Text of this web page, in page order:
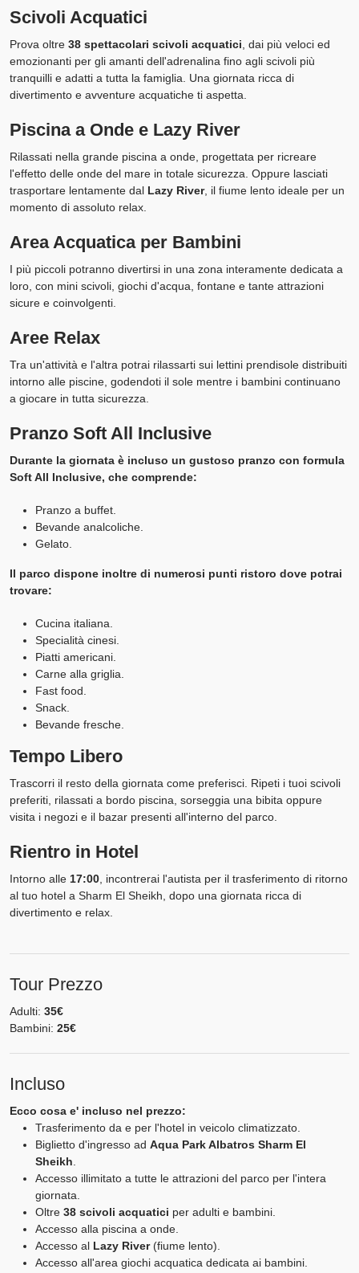
Scivoli Acquatici
Prova oltre 38 spettacolari scivoli acquatici , dai più veloci ed
emozionanti per gli amanti dell'adrenalina fino agli scivoli più
tranquilli e adatti a tutta la famiglia. Una giornata ricca di
divertimento e avventure acquatiche ti aspetta.
Piscina a Onde e Lazy River
Rilassati nella grande piscina a onde, progettata per ricreare
l'effetto delle onde del mare in totale sicurezza. Oppure lasciati
trasportare lentamente dal Lazy River, il fiume lento ideale per un
momento di assoluto relax.
Area Acquatica per Bambini
I più piccoli potranno divertirsi in una zona interamente dedicata a
loro, con mini scivoli, giochi d'acqua, fontane e tante attrazioni
sicure e coinvolgenti.
Aree Relax
Tra un'attività e l'altra potrai rilassarti sui lettini prendisole distribuiti
intorno alle piscine, godendoti il sole mentre i bambini continuano
a giocare in tutta sicurezza.
Pranzo Soft All Inclusive
Durante la giornata è incluso un gustoso pranzo con formula
Soft All Inclusive, che comprende:
Pranzo a buffet.
Bevande analcoliche.
Gelato.
Il parco dispone inoltre di numerosi punti ristoro dove potrai
trovare:
Cucina italiana.
Specialità cinesi.
Piatti americani.
Carne alla griglia.
Fast food.
Snack.
Bevande fresche.
Tempo Libero
Trascorri il resto della giornata come preferisci. Ripeti i tuoi scivoli
preferiti, rilassati a bordo piscina, sorseggia una bibita oppure
visita i negozi e il bazar presenti all'interno del parco.
Rientro in Hotel
Intorno alle 17:00 , incontrerai l'autista per il trasferimento di ritorno
al tuo hotel a Sharm El Sheikh, dopo una giornata ricca di
divertimento e relax.
Tour Prezzo
Adulti: 35€
Bambini: 25€
Incluso
Ecco cosa e' incluso nel prezzo:
Trasferimento da e per l'hotel in veicolo climatizzato.
Biglietto d'ingresso ad Aqua Park Albatros Sharm El
Sheikh
Accesso illimitato a tutte le attrazioni del parco per l'intera
giornata.
Oltre 38 scivoli acquatici per adulti e bambini.
Accesso alla piscina a onde.
Accesso al Lazy River(fiume lento).
Accesso all'area giochi acquatica dedicata ai bambini.